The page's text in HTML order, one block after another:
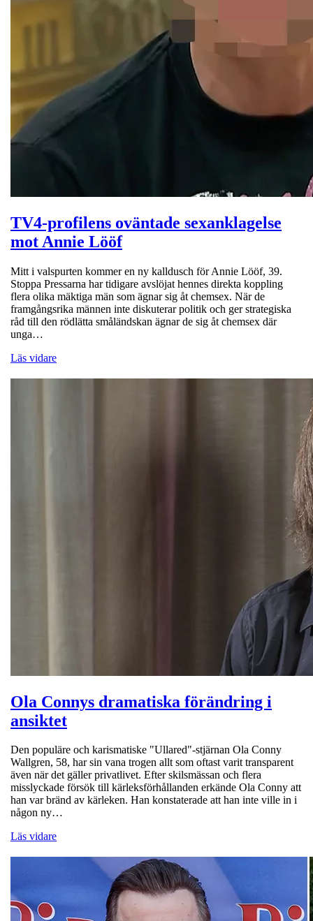
TV4-profilens oväntade sexanklagelse
mot Annie Lööf
Mitt i valspurten kommer en ny kalldusch för Annie Lööf, 39.
Stoppa Pressarna har tidigare avslöjat hennes direkta koppling
flera olika mäktiga män som ägnar sig åt chemsex. När de
framgångsrika männen inte diskuterar politik och ger strategiska
råd till den rödlätta småländskan ägnar de sig åt chemsex där
unga…
Läs vidare
Ola Connys dramatiska förändring i
ansiktet
Den populäre och karismatiske "Ullared"-stjärnan Ola Conny
Wallgren, 58, har sin vana trogen allt som oftast varit transparent
även när det gäller privatlivet. Efter skilsmässan och flera
misslyckade försök till kärleksförhållanden erkände Ola Conny att
han var bränd av kärleken. Han konstaterade att han inte ville in i
någon ny…
Läs vidare